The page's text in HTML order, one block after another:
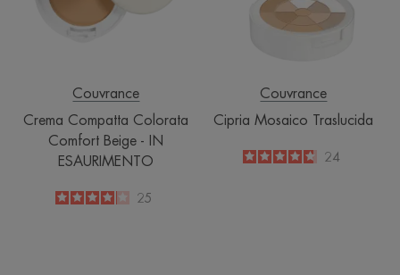
-
Couvrance
Crema Compatta Colorata
Comfort Beige - IN
ESAURIMENTO
4
/
5
25
Couvrance
Cipria Mosaico Traslucida
4.7
/
5
24